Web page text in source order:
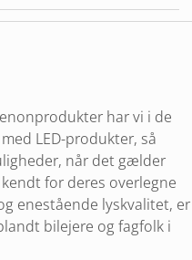
har vi i de
LED-produkter, så
når det gælder
for deres overlegne
enestående lyskvalitet, er
bilejere og fagfolk i